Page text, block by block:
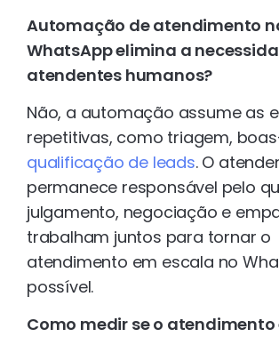
Automação de atendimento
WhatsApp elimina a
atendentes humanos?
Não, a automação assume as
repetitivas, como triagem,
qualificação de leads. O
permanece responsável pelo
julgamento, negociação e
trabalham juntos para tornar o
atendimento em escala no
possível.
Como medir se o